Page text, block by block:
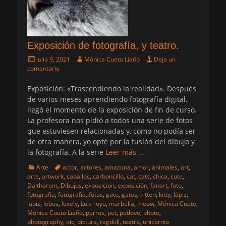
Exposición de fotografía, y teatro.
Publicado
el
julio 9, 2021 AutorMónica Cueto Liaño
Deja un
comentario
Exposición: «Trascendiendo la realidad». Después
de varios meses aprendiendo fotografía digital,
llegó el momento de la exposición de fin de curso.
La profesora nos pidió a todos una serie de fotos
que estuviesen relacionadas y, como no podía ser
de otra manera, yo opté por la fusión del dibujo y
la fotografía. A la serie Leer más …
Categorias
Arte Etiquetas
actor, actores, amazona, amor, animales, art,
arte, artwork, caballos, carboncillo, cat, cats, chica, cute,
Daltharem, Dibujos, exposicion, exposición, fanart, foto,
fotografia, fotografía, fotos, gato, gatos, kitten, kitty, lápiz,
lapiz, lobos, lovely, Luis royo, marbella, meow, Mónica Cueto,
Mónica Cueto Liaño, perros, pet, petlove, photo,
photography, pic, picture, ragdoll, teatro, unicornio